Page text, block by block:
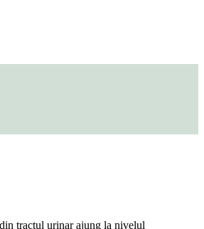
tractul urinar ajung la nivelul